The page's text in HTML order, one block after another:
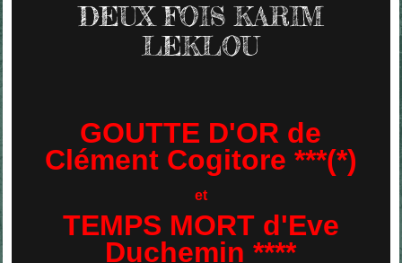
DEUX FOIS KARIM
LEKLOU
GOUTTE D'OR de
Clément Cogitore ***(*)
et
TEMPS MORT d'Eve
Duchemin ****